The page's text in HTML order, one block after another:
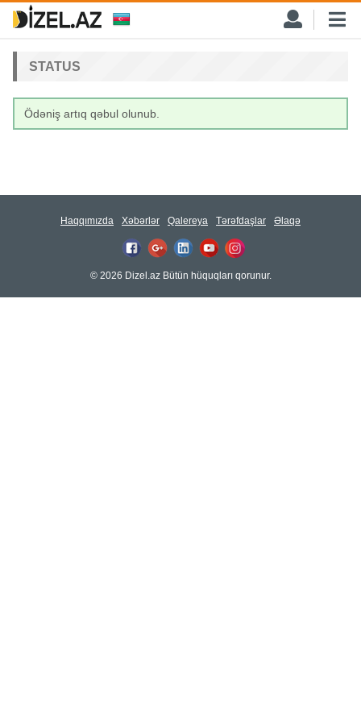
STATUS
Ödəniş artıq qəbul olunub.
Haqqımızda Xəbərlər Qalereya Tərəfdaşlar Əlaqə
© 2026 Dizel.az Bütün hüquqları qorunur.